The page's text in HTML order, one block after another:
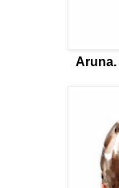
Aruna.